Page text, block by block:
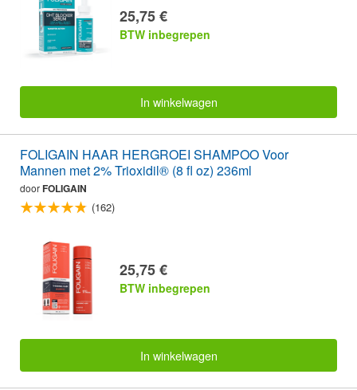
25,75 €
BTW inbegrepen
In winkelwagen
FOLIGAIN HAAR HERGROEI SHAMPOO Voor
Mannen met 2% Trioxidil® (8 fl oz) 236ml
doorFOLIGAIN
(162)
25,75 €
BTW inbegrepen
In winkelwagen